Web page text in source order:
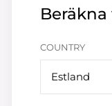
COUNTRY
Estland